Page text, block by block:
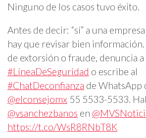
Ninguno de los casos tuvo éxito.
Antes de decir: “sí” a una
hay que revisar bien
de extorsión o fraude, denuncia a
#LíneaDeSeguridad o escribe al
#ChatDeconfianza de WhatsApp
@elconsejomx 55 5533-5533.
@vsanchezbanos en
https://t.co/WsR8RNbT8K